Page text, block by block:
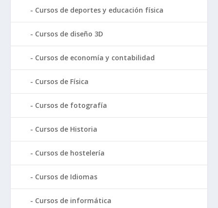
Cursos de deportes y educación física
Cursos de diseño 3D
Cursos de economía y contabilidad
Cursos de Física
Cursos de fotografía
Cursos de Historia
Cursos de hostelería
Cursos de Idiomas
Cursos de informática